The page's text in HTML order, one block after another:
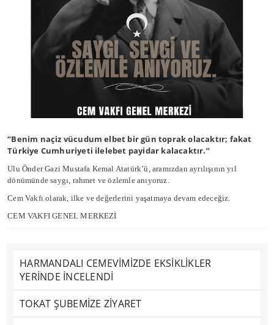
“Benim naçiz vücudum elbet bir gün toprak olacaktır; fakat
Türkiye Cumhuriyeti ilelebet payidar kalacaktır.”
Ulu Önder Gazi Mustafa Kemal Atatürk’ü, aramızdan ayrılışının yıl
dönümünde saygı, rahmet ve özlemle anıyoruz.
Cem Vakfı olarak, ilke ve değerlerini yaşatmaya devam edeceğiz.
CEM VAKFI GENEL MERKEZİ
HARMANDALI CEMEVİMİZDE EKSİKLİKLER
YERİNDE İNCELENDİ
TOKAT ŞUBEMİZE ZİYARET